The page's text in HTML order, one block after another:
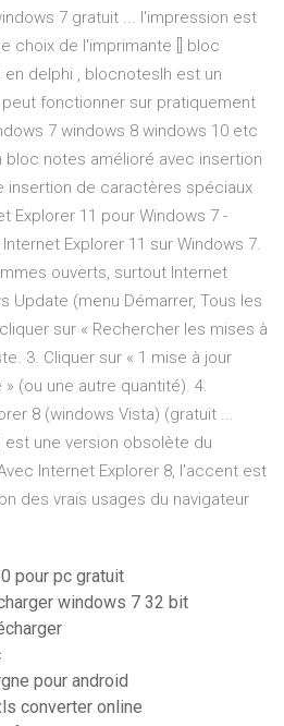
7 gratuit ... l'impression est
choix de l'imprimante [] bloc
delphi , blocnoteslh est un
fonctionner sur pratiquement
7 windows 8 windows 10 etc
notes amélioré avec insertion
insertion de caractères spéciaux
Explorer 11 pour Windows 7 -
Explorer 11 sur Windows 7.
ouverts, surtout Internet
Update (menu Démarrer, Tous les
sur « Rechercher les mises à
3. Cliquer sur « 1 mise à jour
(ou une autre quantité). 4.
8 (windows Vista) (gratuit ...
est une version obsolète du
Internet Explorer 8, l'accent est
des vrais usages du navigateur
pour pc gratuit
windows 7 32 bit
pour android
converter online